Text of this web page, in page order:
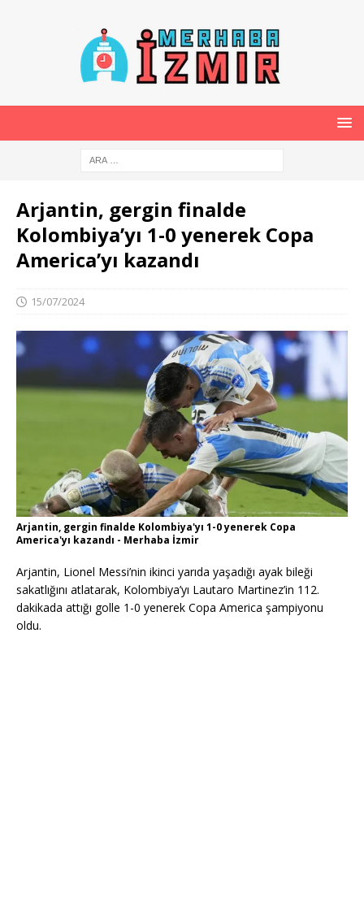
Arjantin, gergin finalde
Kolombiya’yı 1-0 yenerek Copa
America’yı kazandı
15/07/2024
Arjantin, gergin finalde Kolombiya'yı 1-0 yenerek Copa
America'yı kazandı - Merhaba İzmir
Arjantin, Lionel Messi’nin ikinci yarıda yaşadığı ayak bileği
sakatlığını atlatarak, Kolombiya’yı Lautaro Martinez’in 112.
dakikada attığı golle 1-0 yenerek Copa America şampiyonu
oldu.